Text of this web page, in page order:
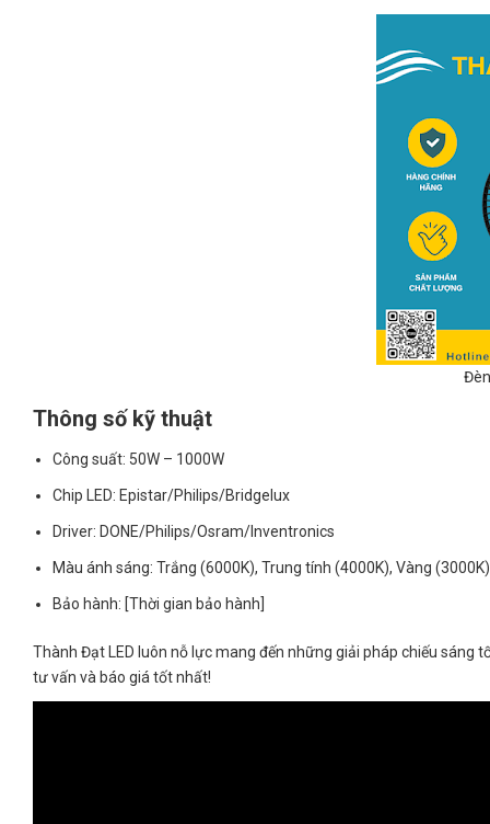
Thông số kỹ thuật
Công suất: 50W – 1000W
Chip LED: Epistar/Philips/Bridgelux
Driver: DONE/Philips/Osram/Inventronics
Màu ánh sáng: Trắng (6000K), Trung tính (4000K), Vàng (3000K)
Bảo hành: [Thời gian bảo hành]
Thành Đạt LED luôn nỗ lực mang đến những giải pháp chiếu sáng
tư vấn và báo giá tốt nhất!